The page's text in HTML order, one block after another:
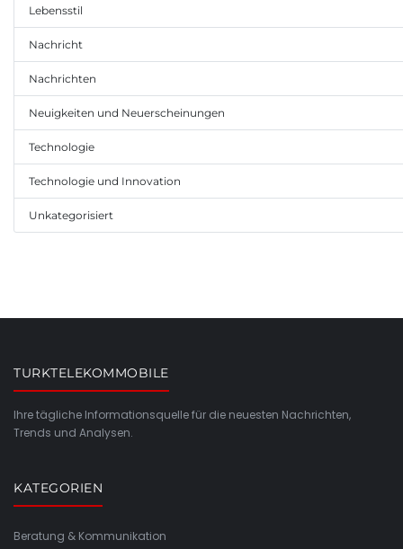
Lebensstil
Nachricht
Nachrichten
Neuigkeiten und Neuerscheinungen
Technologie
Technologie und Innovation
Unkategorisiert
TURKTELEKOMMOBILE
Ihre tägliche Informationsquelle für die neuesten Nachrichten,
Trends und Analysen.
KATEGORIEN
Beratung & Kommunikation